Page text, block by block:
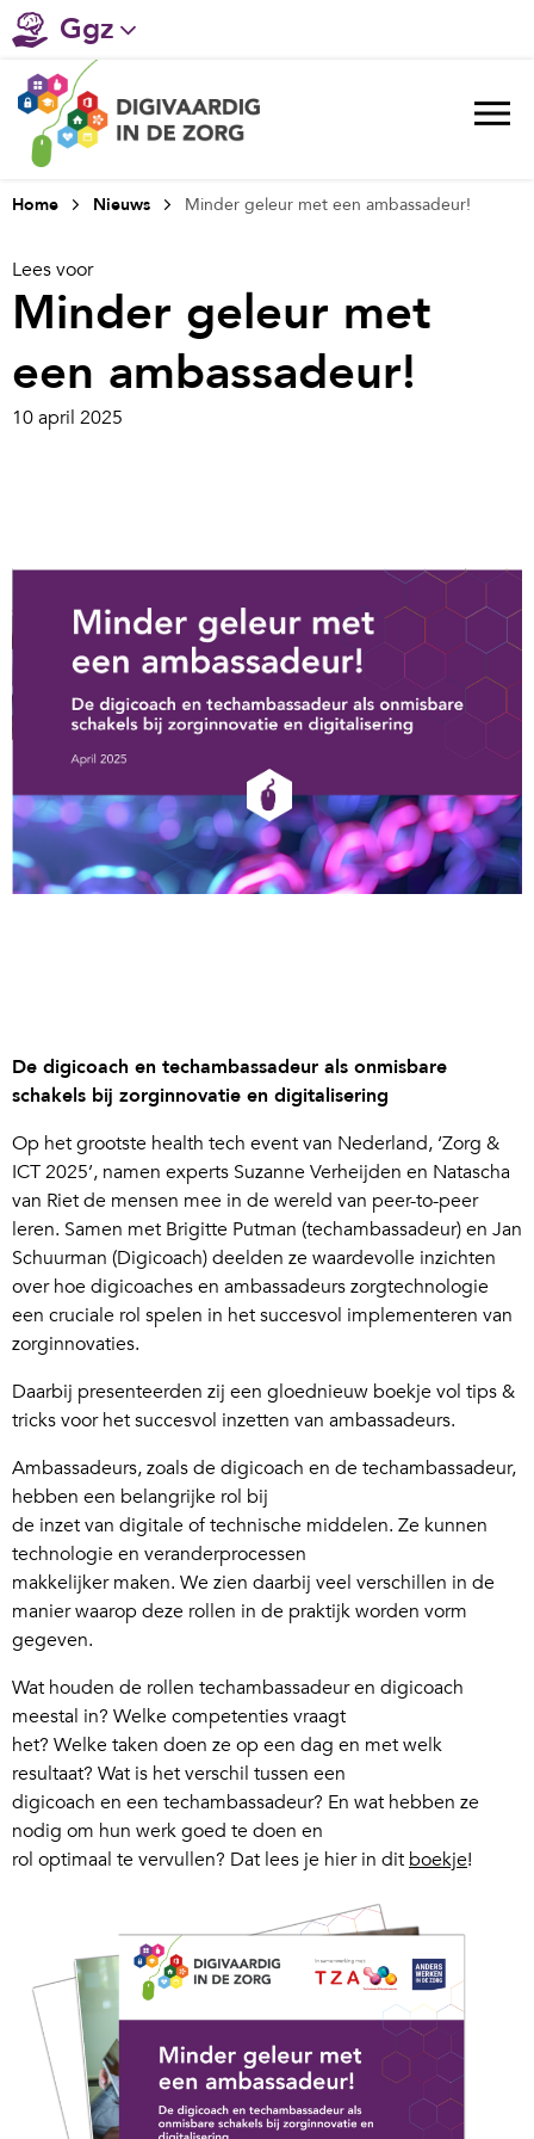
Ggz
Gehandicaptenzorg
Verpleeghuiszorg & Zorg thuis
Ziekenhuizen
Huisartsenzorg
Welzijn / sociaal werk
Home Nieuws Minder geleur met een ambassadeur!
Lees voor
Minder geleur met
een ambassadeur!
10 april 2025
De digicoach en techambassadeur als onmisbare
schakels bij zorginnovatie en digitalisering
Op het grootste health tech event van Nederland, ‘Zorg &
ICT 2025’, namen experts Suzanne Verheijden en Natascha
van Riet de mensen mee in de wereld van peer-to-peer
leren. Samen met Brigitte Putman (techambassadeur) en Jan
Schuurman (Digicoach) deelden ze waardevolle inzichten
over hoe digicoaches en ambassadeurs zorgtechnologie
een cruciale rol spelen in het succesvol implementeren van
zorginnovaties.
Daarbij presenteerden zij een gloednieuw boekje vol tips &
tricks voor het succesvol inzetten van ambassadeurs.
Ambassadeurs, zoals de digicoach en de techambassadeur,
hebben een belangrijke rol bij
de inzet van digitale of technische middelen. Ze kunnen
technologie en veranderprocessen
makkelijker maken. We zien daarbij veel verschillen in de
manier waarop deze rollen in de praktijk worden vorm
gegeven.
Wat houden de rollen techambassadeur en digicoach
meestal in? Welke competenties vraagt
het? Welke taken doen ze op een dag en met welk
resultaat? Wat is het verschil tussen een
digicoach en een techambassadeur? En wat hebben ze
nodig om hun werk goed te doen en
rol optimaal te vervullen? Dat lees je hier in dit boekje!